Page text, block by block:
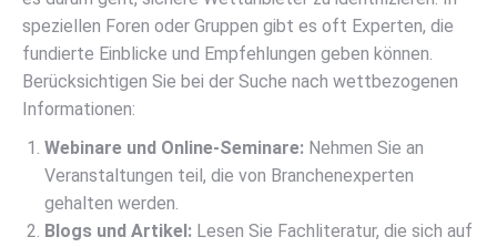
speziellen Foren oder Gruppen gibt es oft Experten, die
fundierte Einblicke und Empfehlungen geben können.
Berücksichtigen Sie bei der Suche nach wettbezogenen
Informationen:
Webinare und Online-Seminare: Nehmen Sie an
Veranstaltungen teil, die von Branchenexperten
gehalten werden.
Blogs und Artikel: Lesen Sie Fachliteratur, die sich auf